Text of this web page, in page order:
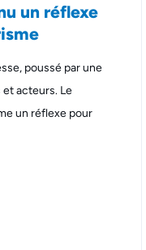
un réflexe
poussé par une
acteurs. Le
un réflexe pour